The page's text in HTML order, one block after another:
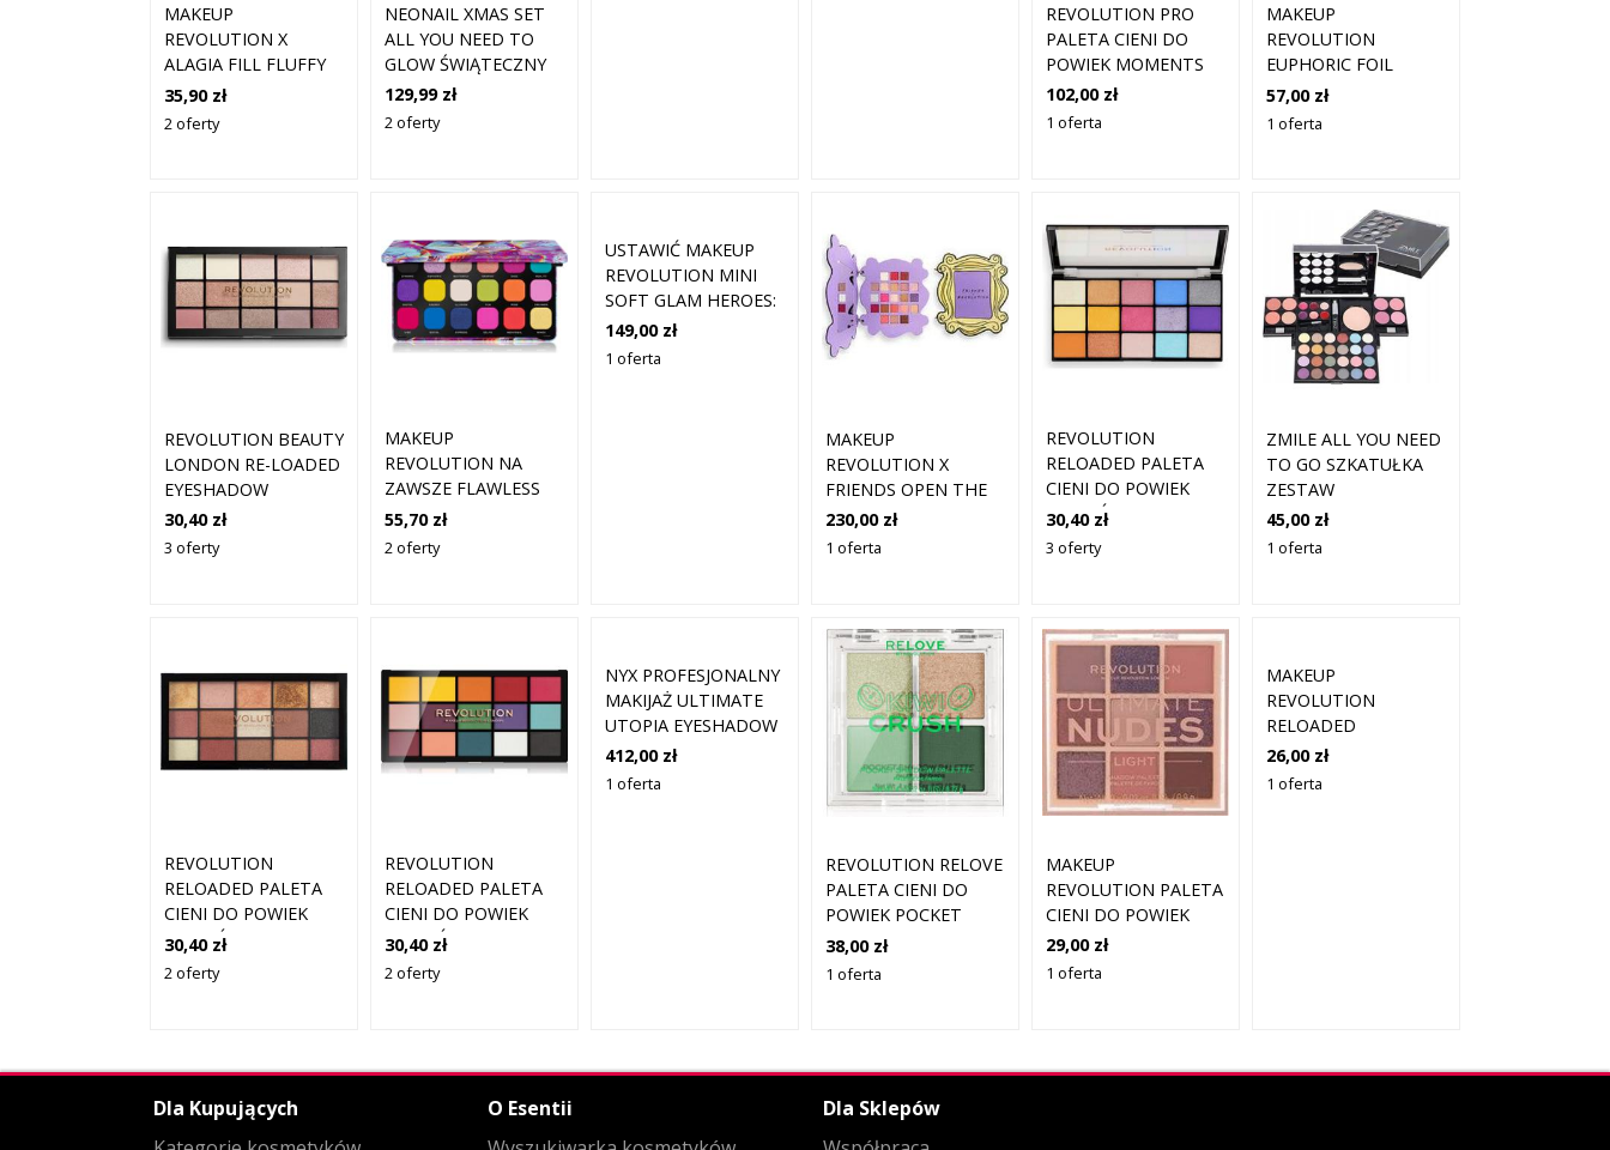
MAKEUP
REVOLUTION X
ALAGIA FILL FLUFFY
TUSZ DO RZĘS
ZWIĘKSZAJĄCY
OBJĘTOŚĆ RZĘS
35,90 zł
2 oferty
NEONAIL XMAS SET
ALL YOU NEED TO
GLOW ŚWIĄTECZNY
ZESTAW
PREZENTOWY DO
PAZNOKCI
129,99 zł
2 oferty
REVOLUTION PRO
PALETA CIENI DO
POWIEK MOMENTS
BEWITCHING 6 X 1,13
G
102,00 zł
1 oferta
MAKEUP
REVOLUTION
EUPHORIC FOIL
EYESHADOW PALETA
HOUSE OF FUN 25G
57,00 zł
1 oferta
REVOLUTION BEAUTY
LONDON RE-LOADED
EYESHADOW
PALETTE ICONIC 3.0
30,40 zł
3 oferty
MAKEUP
REVOLUTION NA
ZAWSZE FLAWLESS
PALETA CIENI DO
POWIEK DIGI
BUTTERFLY 18 X 1,1
55,70 zł
2 oferty
USTAWIĆ MAKEUP
REVOLUTION MINI
SOFT GLAM HEROES:
HEARTBREAKER
RELOADED
149,00 zł
1 oferta
MAKEUP
REVOLUTION X
FRIENDS OPEN THE
DOOR PALETA CIENI
25,2 G
230,00 zł
1 oferta
REVOLUTION
RELOADED PALETA
CIENI DO POWIEK
ODCIEŃ SPIRITED
LOVE 15X1.1 G
30,40 zł
3 oferty
ZMILE ALL YOU NEED
TO GO SZKATUŁKA
ZESTAW
PREZENTOWY Z
KOSMETYKAMI DO
45,00 zł
1 oferta
REVOLUTION
RELOADED PALETA
CIENI DO POWIEK
ODCIEŃ AFFECTION
15X1.1 G
30,40 zł
2 oferty
REVOLUTION
RELOADED PALETA
CIENI DO POWIEK
ODCIEŃ
MARVELLOUS
MATTES 15X1.1 G
30,40 zł
2 oferty
NYX PROFESJONALNY
MAKIJAŻ ULTIMATE
UTOPIA EYESHADOW
PALETTE 40 X 1G
412,00 zł
1 oferta
REVOLUTION RELOVE
PALETA CIENI DO
POWIEK POCKET
EYESHADOW
PALETTE COLOR KIWI
38,00 zł
1 oferta
MAKEUP
REVOLUTION PALETA
CIENI DO POWIEK
ULTIMATE NUDES 8,1
G CIEMNA
29,00 zł
1 oferta
MAKEUP
REVOLUTION
RELOADED
NEWTRALS 2 PALETY
CIENI DO POWIEK
26,00 zł
1 oferta
Dla Kupujących
O Esentii
Dla Sklepów